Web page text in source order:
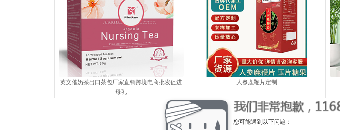
英文催奶茶出口茶包厂家直销跨境电商批发促进
母乳
人参鹿鞭片定制
您可能遇到以下问题：